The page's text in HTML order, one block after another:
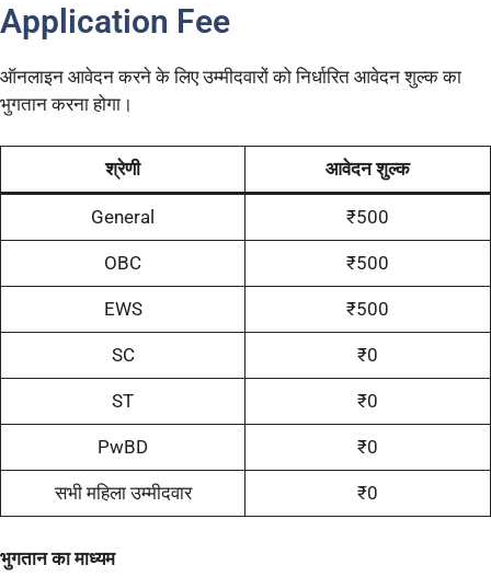
Application Fee
ऑनलाइन आवेदन करने के लिए उम्मीदवारों को निर्धारित आवेदन शुल्क का
भुगतान करना होगा।
श्रेणी आवेदन शुल्क
General ₹500
OBC ₹500
EWS ₹500
SC ₹0
ST ₹0
PwBD ₹0
सभी महिला उम्मीदवार ₹0
भुगतान का माध्यम